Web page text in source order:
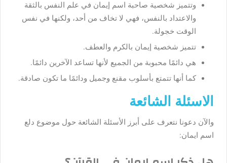
وتتميز شخصية صاحبة اسم إيمان في علم النفس بالثقة
والاعتداد بالنفس، فهي لا تخاف من أحد، ولكنها في نفس
الوقت خجولة.
تتميز شخصية إيمان بالكرم والعطف.
هي دائمًا محبوبة من الجميع لأنها تساعد الآخرين دائمًا.
كما أنها تتمتع بأسلوب مقنع وجميل ودائمًا ما تكون صادقة.
الاسئلة الشائعة
والآن دعونا نتعرف على أبرز الأسئلة الشائعة حول موضوع دلع
اسم ايمان: